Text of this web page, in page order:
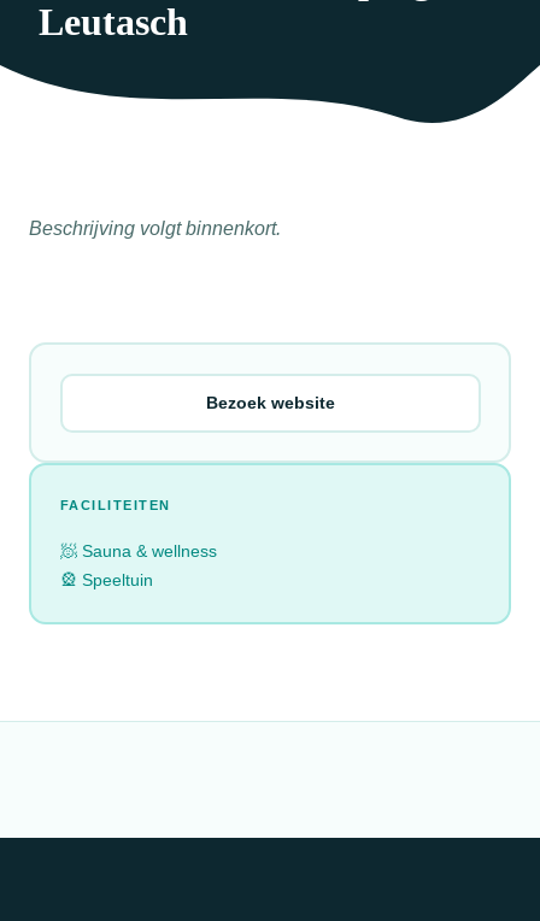
Leutasch
Beschrijving volgt binnenkort.
Bezoek website
FACILITEITEN
🧖 Sauna & wellness
🎡 Speeltuin